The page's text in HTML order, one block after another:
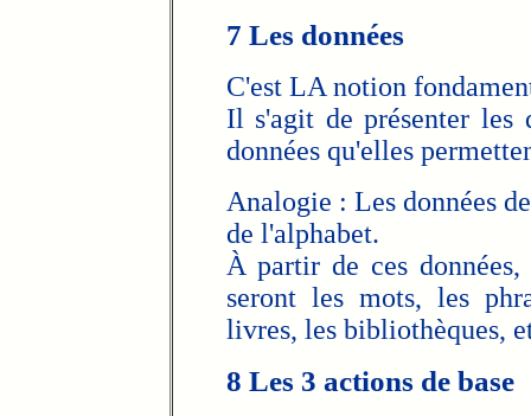
7 Les données
C'est LA notion
Il s'agit de présenter les
données qu'elles
Analogie : Les données
de l'alphabet.
À partir de ces
seront les mots, les
livres, les bibliothèques,
8 Les 3 actions de base